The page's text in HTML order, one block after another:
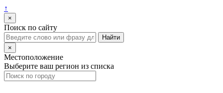
↑
×
Поиск по сайту
×
Местоположение
Выберите ваш регион из списка